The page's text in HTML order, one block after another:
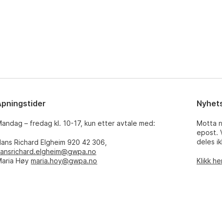
– fredag kl. 10-17, kun etter avtale med:
Richard Elgheim 920 42 306,
Høymaria.hoy@gwpa.no
Motta
epost.
deles
Klikk